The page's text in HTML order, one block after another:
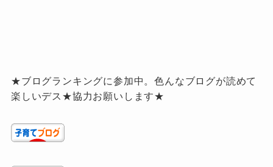
★ブログランキングに参加中。色んなブログが読めて
楽しいデス★協力お願いします★